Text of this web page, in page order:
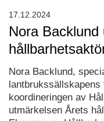
Nora
Nora Backlund,
koordineringen av
utmärkelsen Årets
17.12.2024